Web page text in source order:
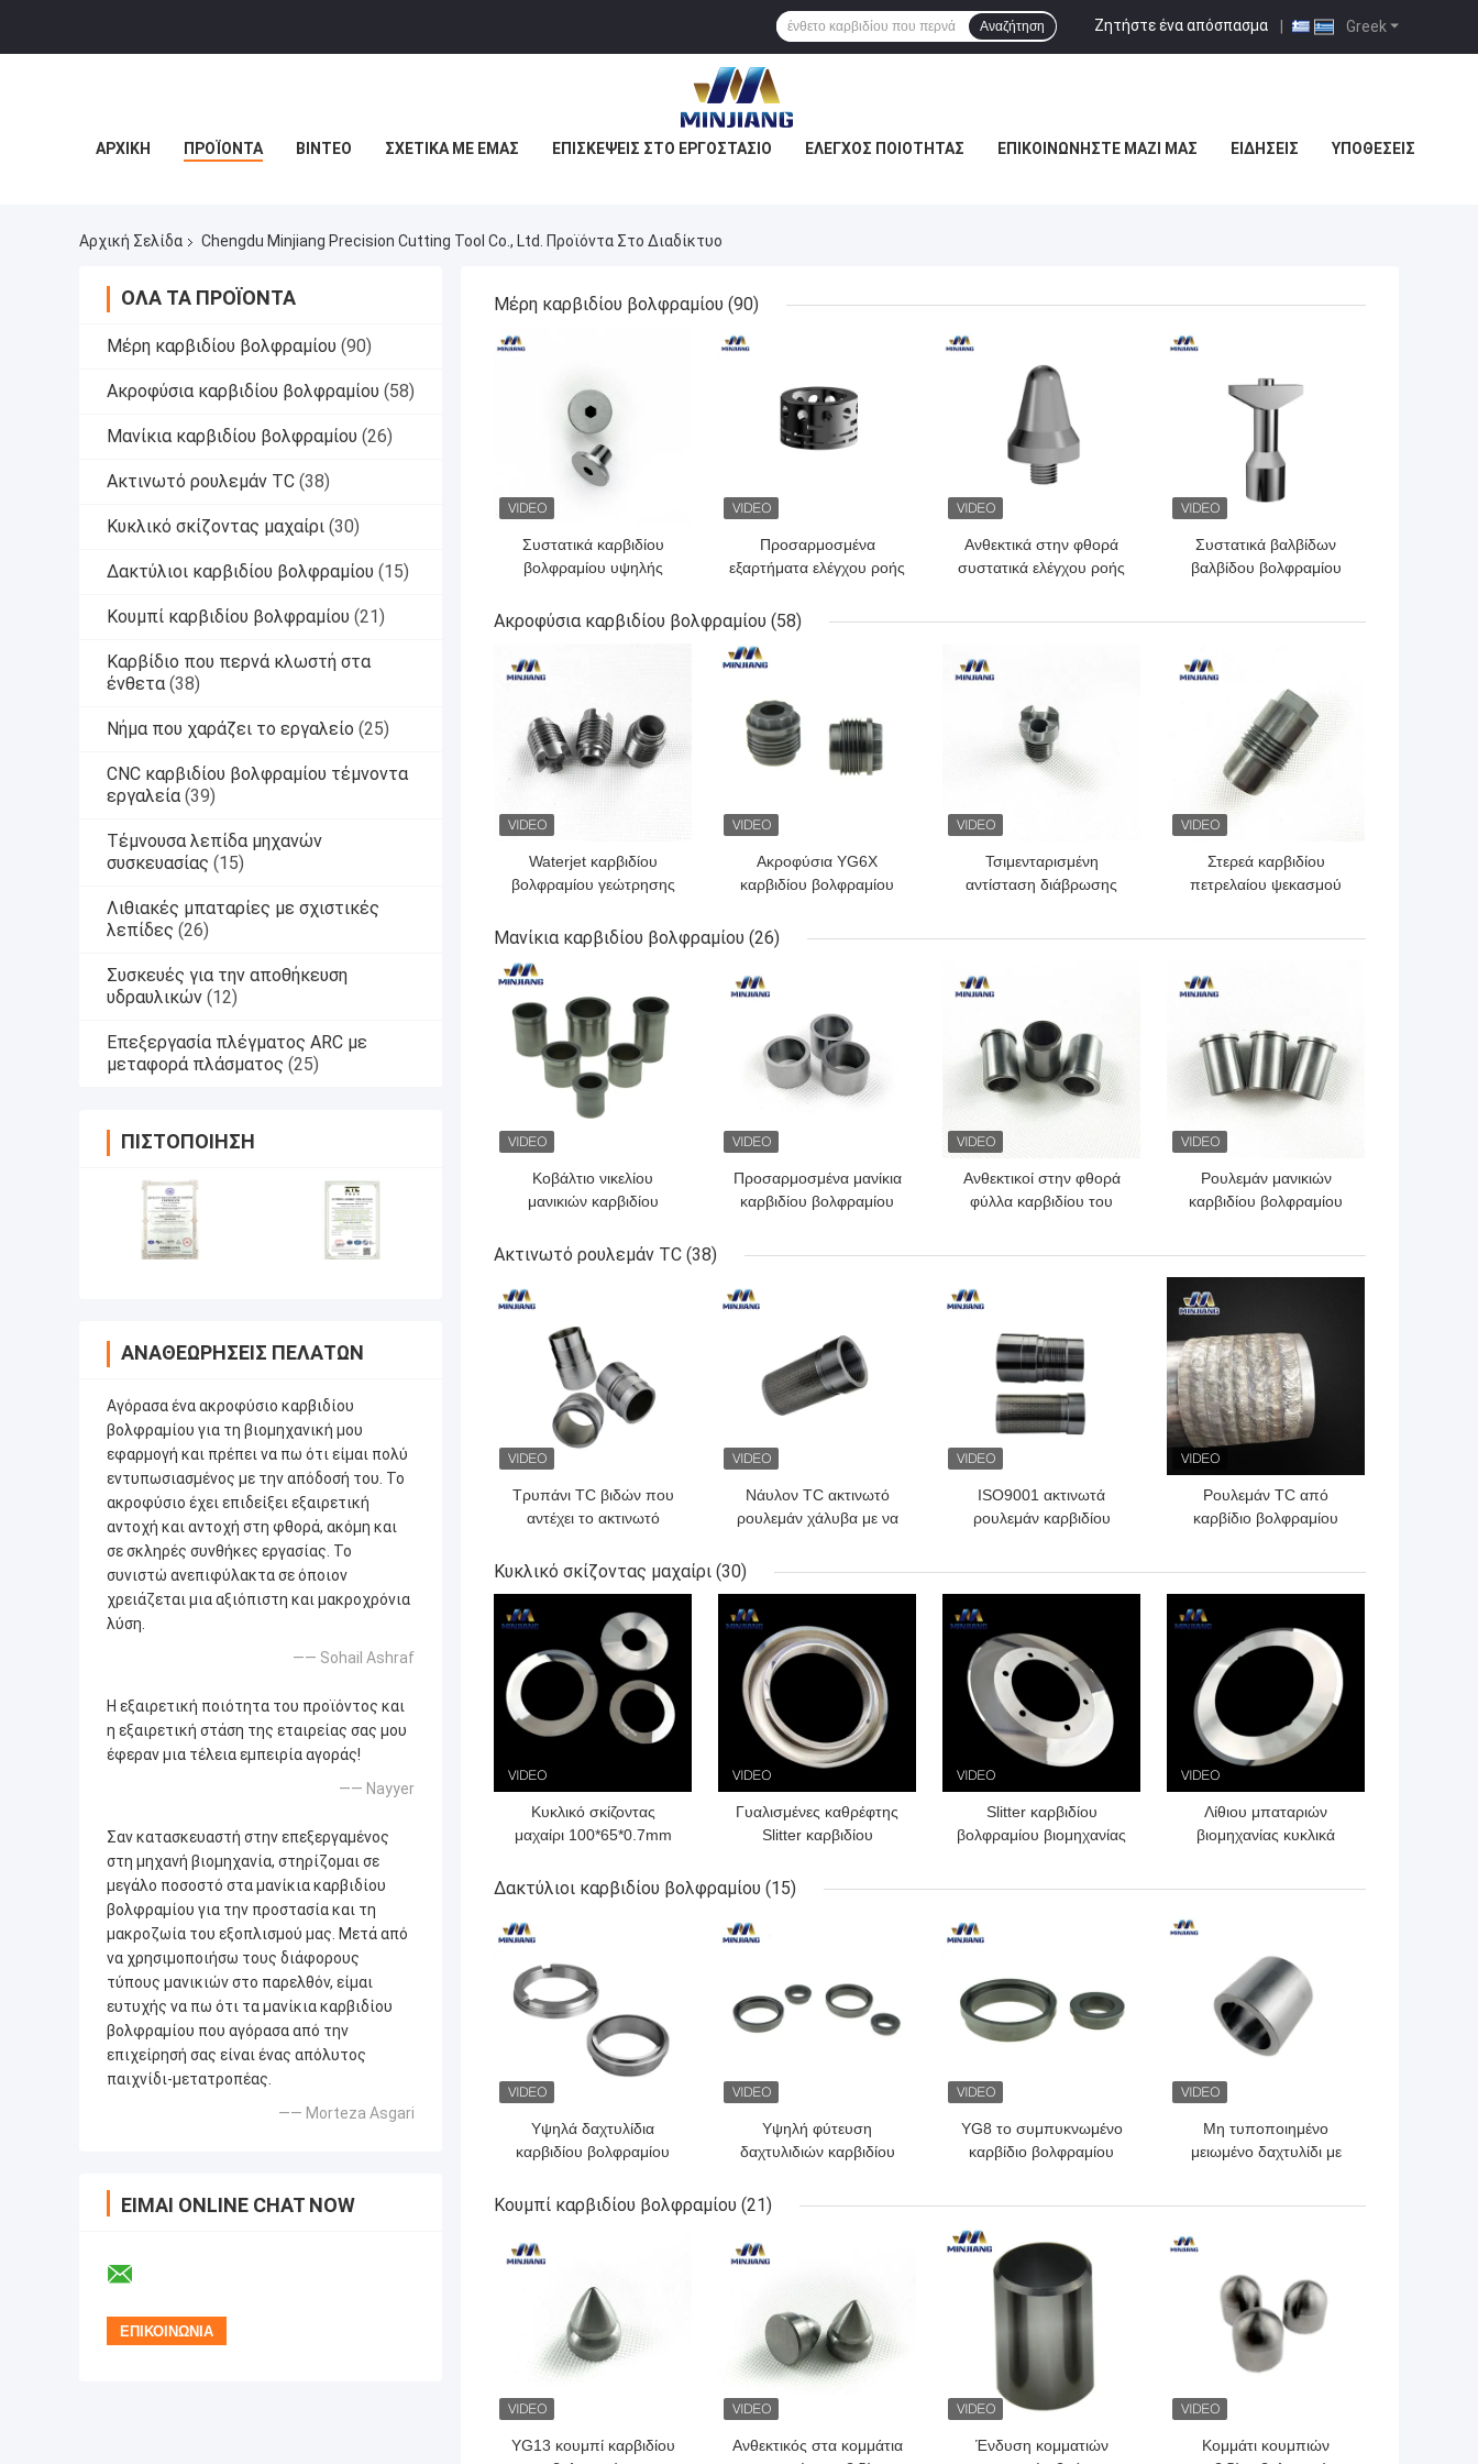
Greek
Ζητήστε ένα απόσπασμα |
Αναζήτηση
ΑΡΧΙΚΉ ΠΡΟΪΌΝΤΑ ΒΊΝΤΕΟ ΣΧΕΤΙΚΆ ΜΕ ΕΜΆΣ ΕΠΙΣΚΈΨΕΙΣ ΣΤΟ ΕΡΓΟΣΤΆΣΙΟ ΈΛΕΓΧΟΣ ΠΟΙΌΤΗΤΑΣ ΕΠΙΚΟΙΝΩΝΉΣΤΕ ΜΑΖΊ ΜΑΣ ΕΙΔΉΣΕΙΣ ΥΠΟΘΈΣΕΙΣ
Αρχική Σελίδα Chengdu Minjiang Precision Cutting Tool Co., Ltd. Προϊόντα Στο Διαδίκτυο
ΌΛΑ ΤΑ ΠΡΟΪΌΝΤΑ
Μέρη καρβιδίου βολφραμίου (90)
Ακροφύσια καρβιδίου βολφραμίου (58)
Μανίκια καρβιδίου βολφραμίου (26)
Ακτινωτό ρουλεμάν TC (38)
Κυκλικό σκίζοντας μαχαίρι (30)
Δακτύλιοι καρβιδίου βολφραμίου (15)
Κουμπί καρβιδίου βολφραμίου (21)
Καρβίδιο που περνά κλωστή στα
ένθετα (38)
Νήμα που χαράζει το εργαλείο (25)
CNC καρβιδίου βολφραμίου τέμνοντα
εργαλεία (39)
Τέμνουσα λεπίδα μηχανών
συσκευασίας (15)
Λιθιακές μπαταρίες με σχιστικές
λεπίδες (26)
Συσκευές για την αποθήκευση
υδραυλικών (12)
Επεξεργασία πλέγματος ARC με
μεταφορά πλάσματος (25)
ΠΙΣΤΟΠΟΊΗΣΗ
ΑΝΑΘΕΩΡΉΣΕΙΣ ΠΕΛΑΤΏΝ
Αγόρασα ένα ακροφύσιο καρβιδίου
βολφραμίου για τη βιομηχανική μου
εφαρμογή και πρέπει να πω ότι είμαι πολύ
εντυπωσιασμένος με την απόδοσή του. Το
ακροφύσιο έχει επιδείξει εξαιρετική
αντοχή και αντοχή στη φθορά, ακόμη και
σε σκληρές συνθήκες εργασίας. Το
συνιστώ ανεπιφύλακτα σε όποιον
χρειάζεται μια αξιόπιστη και μακροχρόνια
λύση.
—— Sohail Ashraf
Η εξαιρετική ποιότητα του προϊόντος και
η εξαιρετική στάση της εταιρείας σας μου
έφεραν μια τέλεια εμπειρία αγοράς!
—— Nayyer
Σαν κατασκευαστή στην επεξεργαμένος
στη μηχανή βιομηχανία, στηρίζομαι σε
μεγάλο ποσοστό στα μανίκια καρβιδίου
βολφραμίου για την προστασία και τη
μακροζωία του εξοπλισμού μας. Μετά από
να χρησιμοποιήσω τους διάφορους
τύπους μανικιών στο παρελθόν, είμαι
ευτυχής να πω ότι τα μανίκια καρβιδίου
βολφραμίου που αγόρασα από την
επιχείρησή σας είναι ένας απόλυτος
παιχνίδι-μετατροπέας.
—— Morteza Asgari
ΕΊΜΑΙ ONLINE CHAT NOW
Μέρη καρβιδίου βολφραμίου (90)
Συστατικά καρβιδίου
βολφραμίου υψηλής
αεροδιαστημικές
ΚΑΛΎΤΕΡΗ ΤΙΜΉ
Προσαρμοσμένα
εξαρτήματα ελέγχου ροής
βολφραμίνου με ακριβή
κατασκευή για διάφορες
ΚΑΛΎΤΕΡΗ ΤΙΜΉ
Ανθεκτικά στην φθορά
συστατικά ελέγχου ροής
ΚΑΛΎΤΕΡΗ ΤΙΜΉ
Συστατικά βαλβίδων
βαλβίδου βολφραμίου
ΚΑΛΎΤΕΡΗ ΤΙΜΉ
Ακροφύσια καρβιδίου βολφραμίου (58)
Waterjet καρβιδίου
βολφραμίου γεώτρησης
προσάρμοσε την υψηλή
ΚΑΛΎΤΕΡΗ ΤΙΜΉ
Ακροφύσια YG6X
καρβιδίου βολφραμίου
αντίστασης διάβρωσης
ΚΑΛΎΤΕΡΗ ΤΙΜΉ
Τσιμενταρισμένη
αντίσταση διάβρωσης
ΚΑΛΎΤΕΡΗ ΤΙΜΉ
Στερεά καρβιδίου
πετρελαίου ψεκασμού
ΚΑΛΎΤΕΡΗ ΤΙΜΉ
Μανίκια καρβιδίου βολφραμίου (26)
Κοβάλτιο νικελίου
μανικιών καρβιδίου
που αντέχει τα μανίκια
ΚΑΛΎΤΕΡΗ ΤΙΜΉ
Προσαρμοσμένα μανίκια
καρβιδίου βολφραμίου
ΚΑΛΎΤΕΡΗ ΤΙΜΉ
Ανθεκτικοί στην φθορά
φύλλα καρβιδίου του
ΚΑΛΎΤΕΡΗ ΤΙΜΉ
Ρουλεμάν μανικιών
καρβιδίου βολφραμίου
ΚΑΛΎΤΕΡΗ ΤΙΜΉ
Ακτινωτό ρουλεμάν TC (38)
Τρυπάνι TC βιδών που
αντέχει το ακτινωτό
ρουλεμάν για τις
ΚΑΛΎΤΕΡΗ ΤΙΜΉ
Νάυλον TC ακτινωτό
ρουλεμάν χάλυβα με να
αιχμηρότερες στροφές
για τις υψηλές εφαρμογές
ΚΑΛΎΤΕΡΗ ΤΙΜΉ
ISO9001 ακτινωτά
ρουλεμάν καρβιδίου
ΚΑΛΎΤΕΡΗ ΤΙΜΉ
Ρουλεμάν TC από
καρβίδιο βολφραμίου
ΚΑΛΎΤΕΡΗ ΤΙΜΉ
Κυκλικό σκίζοντας μαχαίρι (30)
Κυκλικό σκίζοντας
μαχαίρι 100*65*0.7mm
τσιμενταρισμένο
ΚΑΛΎΤΕΡΗ ΤΙΜΉ
Γυαλισμένες καθρέφτης
Slitter καρβιδίου
λεπίδες 130*75*1.2mm
ΚΑΛΎΤΕΡΗ ΤΙΜΉ
Slitter καρβιδίου
βολφραμίου βιομηχανίας
ΚΑΛΎΤΕΡΗ ΤΙΜΉ
Λίθιου μπαταριών
βιομηχανίας κυκλικά
ΚΑΛΎΤΕΡΗ ΤΙΜΉ
Δακτύλιοι καρβιδίου βολφραμίου (15)
Υψηλά δαχτυλίδια
καρβιδίου βολφραμίου
σφραγίδα
ΚΑΛΎΤΕΡΗ ΤΙΜΉ
Υψηλή φύτευση
δαχτυλιδιών καρβιδίου
σκληρότητας μηχανική
συμπυκνωμένη
ΚΑΛΎΤΕΡΗ ΤΙΜΉ
YG8 το συμπυκνωμένο
καρβίδιο βολφραμίου
ΚΑΛΎΤΕΡΗ ΤΙΜΉ
Μη τυποποιημένο
μειωμένο δαχτυλίδι με
ΚΑΛΎΤΕΡΗ ΤΙΜΉ
Κουμπί καρβιδίου βολφραμίου (21)
YG13 κουμπί καρβιδίου
ΚΑΛΎΤΕΡΗ ΤΙΜΉ
Ανθεκτικός στα κομμάτια
ΚΑΛΎΤΕΡΗ ΤΙΜΉ
Ένδυση κομματιών
ΚΑΛΎΤΕΡΗ ΤΙΜΉ
Κομμάτι κουμπιών
ΚΑΛΎΤΕΡΗ ΤΙΜΉ